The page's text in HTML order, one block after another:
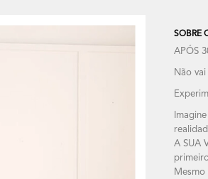
SOBRE
APÓS
Não
A SUA